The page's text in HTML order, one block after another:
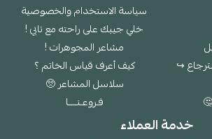
↪
سياسة الاستخدام والخصوصية
خلي جيبك على راحته مع تابي !
مشاعر المجوهرات !
كيف أعرف قياس الخاتم ؟
سلاسل المشاعر 🥺
فـروعـنــــا
خدمة العملاء